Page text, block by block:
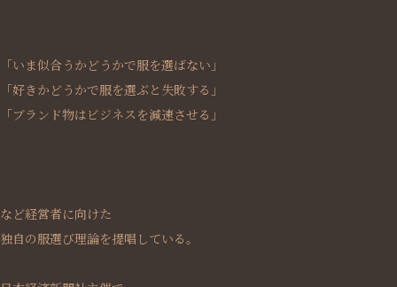
「いま似合うかどうかで服を選ばない」
「好きかどうかで服を選ぶと失敗する」
「ブランド物はビジネスを減速させる」
など経営者に向けた
独自の服選び理論を提唱している。